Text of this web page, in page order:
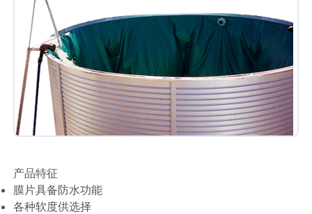
产品特征
膜片具备防水功能
各种软度供选择